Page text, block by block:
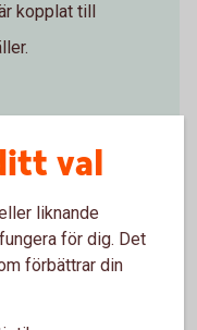
kopplat till
val
liknande
för dig. Det
förbättrar din